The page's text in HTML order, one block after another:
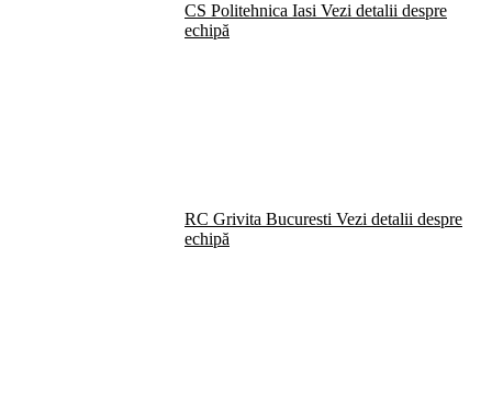
CS Politehnica Iasi Vezi detalii despre
echipă
RC Grivita Bucuresti Vezi detalii despre
echipă